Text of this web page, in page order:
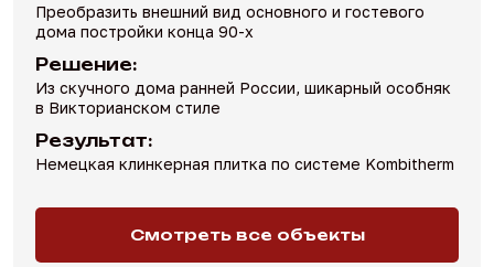
Преобразить внешний вид основного и гостевого
дома постройки конца 90-х
Решение:
Из скучного дома ранней России, шикарный особняк
в Викторианском стиле
Результат:
Немецкая клинкерная плитка по системе Kombitherm
Смотреть все объекты